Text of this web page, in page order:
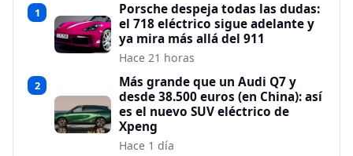
1
Porsche despeja todas las dudas:
el 718 eléctrico sigue adelante y
ya mira más allá del 911
Hace 21 horas
2
Más grande que un Audi Q7 y
desde 38.500 euros (en China): así
es el nuevo SUV eléctrico de
Xpeng
Hace 1 día